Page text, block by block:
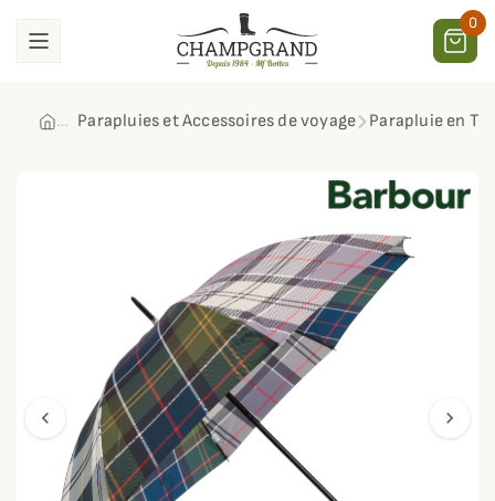
0
Parapluies et Accessoires de voyage Parapluie en
chevron_left chevron_right